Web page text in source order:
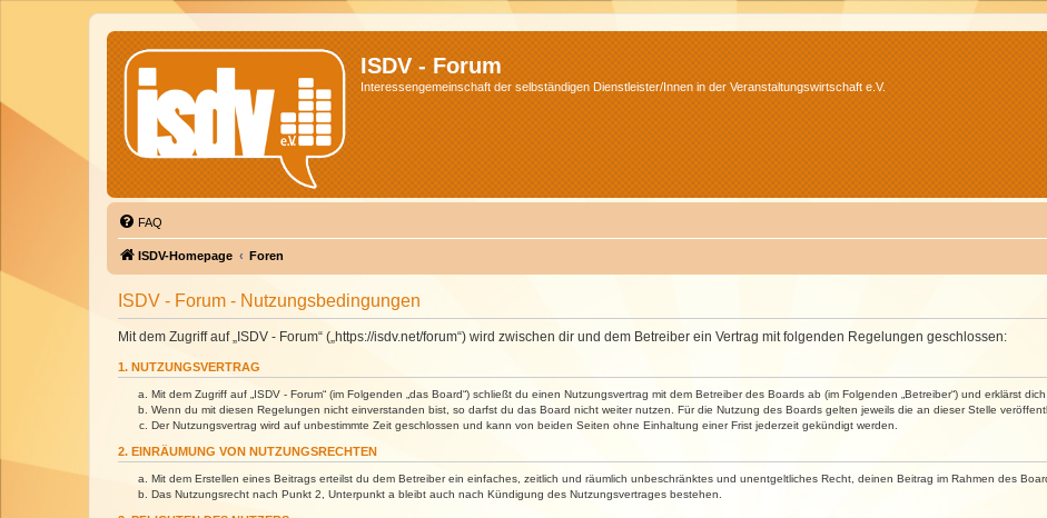
ISDV - Forum
Interessengemeinschaft der selbständigen Dienstleister/Innen in der Veranstaltungswirtschaft e.V.
FAQ
ISDV-Homepage Foren
ISDV - Forum - Nutzungsbedingungen
Mit dem Zugriff auf „ISDV - Forum“ („https://isdv.net/forum“) wird zwischen dir und dem Betreiber ein Vertrag mit folgenden Regelungen geschlossen:
1. NUTZUNGSVERTRAG
Mit dem Zugriff auf „ISDV - Forum“ (im Folgenden „das Board“) schließt du einen Nutzungsvertrag mit dem Betreiber des Boards ab (im Folgenden „Betreiber“) und erklärst
Wenn du mit diesen Regelungen nicht einverstanden bist, so darfst du das Board nicht weiter nutzen. Für die Nutzung des Boards gelten jeweils die an dieser Stelle
Der Nutzungsvertrag wird auf unbestimmte Zeit geschlossen und kann von beiden Seiten ohne Einhaltung einer Frist jederzeit gekündigt werden.
2. EINRÄUMUNG VON NUTZUNGSRECHTEN
Mit dem Erstellen eines Beitrags erteilst du dem Betreiber ein einfaches, zeitlich und räumlich unbeschränktes und unentgeltliches Recht, deinen Beitrag im Rahmen des
Das Nutzungsrecht nach Punkt 2, Unterpunkt a bleibt auch nach Kündigung des Nutzungsvertrages bestehen.